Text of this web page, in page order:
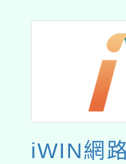
iWIN網